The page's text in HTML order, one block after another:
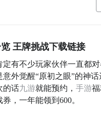
王牌挑战下载链接
有不少玩家伙伴一直都
外觉醒“原初之眼”的神
的话九游就能预约， 手游
，一年能领到600。